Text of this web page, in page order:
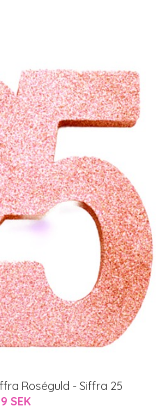
Roséguld - Siffra 25
SEK